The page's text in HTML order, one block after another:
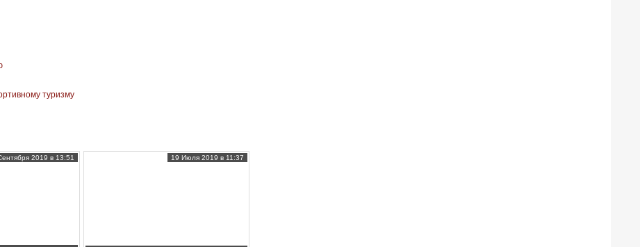
туризму
2019 в 13:51 19 Июля 2019 в 11:37